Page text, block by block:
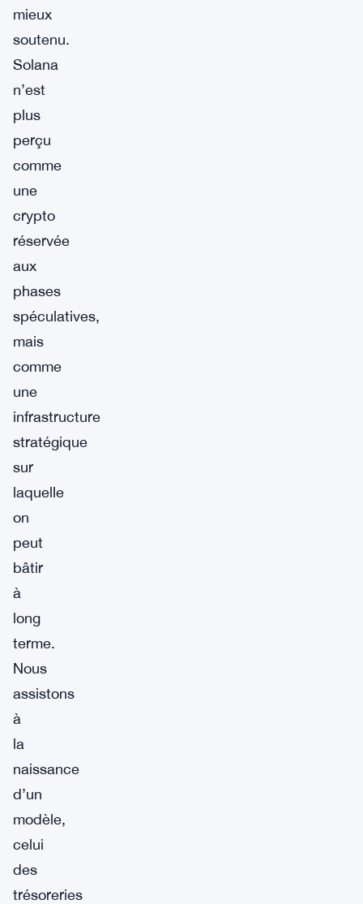
mieux
soutenu.
Solana
n’est
plus
perçu
comme
une
crypto
réservée
aux
phases
spéculatives,
mais
comme
une
infrastructure
stratégique
sur
laquelle
on
peut
bâtir
à
long
terme.
Nous
assistons
à
la
naissance
d’un
modèle,
celui
des
trésoreries